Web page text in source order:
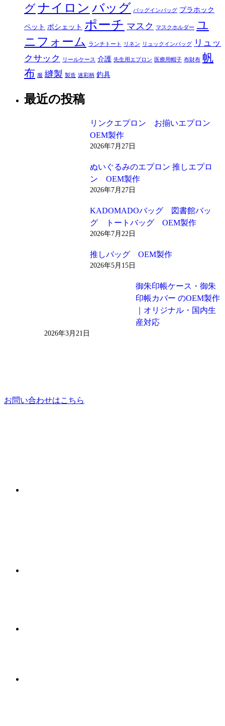
グナイロン バッグ バッグインバッグ プラホック
ペット ポシェット ポーチ マスク マスクホルダー ユ
ニフォーム
ランチトート リネン リュックインバッグ
リュッ
クサック
リールケース 介護 先生用エプロン 医療用帽子 布財布 帆
布 服 縫製 製造 迷彩柄 釣具
最近の投稿
リンクエプロン お揃いエプロン
OEM製作
2026年7月27日
ぬいぐるみのエプロン 推しエプロ
ン OEM製作
2026年7月27日
KADOMADOバッグ 図書館バッ
グ トートバッグ OEM製作
2026年7月22日
推しバッグ OEM製作
2026年5月15日
御朱印帳ケース・御朱
印帳カバー のOEM製作
｜オリジナル・国内生
産対応
2026年3月21日
お問い合わせはこちら